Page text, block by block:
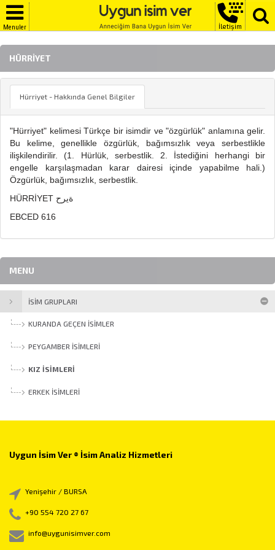
Menuler İletişim
HÜRRIYET
Hürriyet - Hakkında Genel Bilgiler
"Hürriyet" kelimesi Türkçe bir isimdir ve "özgürlük" anlamına gelir.
Bu kelime, genellikle özgürlük, bağımsızlık veya serbestlikle
ilişkilendirilir. (1. Hürlük, serbestlik. 2. İstediğini herhangi bir
engelle karşılaşmadan karar dairesi içinde yapabilme hali.)
Özgürlük, bağımsızlık, serbestlik.
HÜRRİYET ةيرح
EBCED 616
MENU
İSİM GRUPLARI
KURANDA GEÇEN İSIMLER
PEYGAMBER İSIMLERI
KIZ İSIMLERI
ERKEK İSIMLERI
Uygun İsim Ver ® İsim Analiz Hizmetleri
Yenişehir / BURSA
+90 554 720 27 67
info@uygunisimver.com